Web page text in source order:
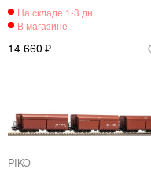
14 660
PIKO